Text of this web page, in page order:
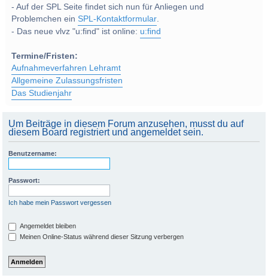
- Auf der SPL Seite findet sich nun für Anliegen und
Problemchen einSPL-Kontaktformular.
- Das neue vlvz "u:find" ist online: u:find
Termine/Fristen:
Aufnahmeverfahren Lehramt
Allgemeine Zulassungsfristen
Das Studienjahr
Um Beiträge in diesem Forum anzusehen, musst du auf
diesem Board registriert und angemeldet sein.
Benutzername:
Passwort:
Ich habe mein Passwort vergessen
Angemeldet bleiben
Meinen Online-Status während dieser Sitzung verbergen